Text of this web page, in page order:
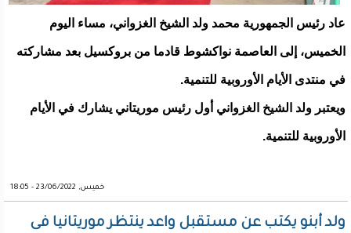
عاد رئيس الجمهورية محمد ولد الشيخ الغزواني، مساء اليوم
الخميس، إلى العاصمة نواكشوط قادما من بروكسيل بعد مشاركته
في منتدى الأيام الأوروبية للتنمية.
ويعتبر ولد الشيخ الغزواني أول رئيس موريتاني يشارك في الأيام
الأوروبية للتنمية.
خميس, 23/06/2022 - 18:05
ولد أبنو يكتب عن مستقبل واعد ينتظر موريتانيا فى